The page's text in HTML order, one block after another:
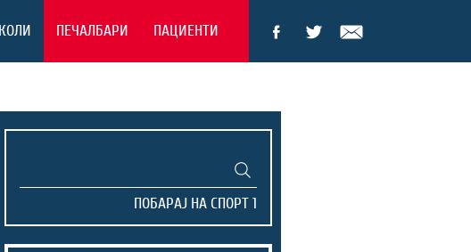
КОЛИ ПЕЧАЛБАРИ ПАЦИЕНТИ